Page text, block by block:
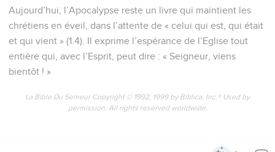
Aujourd’hui, l’Apocalypse reste un livre qui maintient les
chrétiens en éveil, dans l’attente de « celui qui est, qui était
et qui vient » (1.4). Il exprime l’espérance de l’Eglise tout
entière qui, avec l’Esprit, peut dire : « Seigneur, viens
bientôt ! »
La Bible Du Semeur Copyright © 1992, 1999 by Biblica, Inc.® Used by
permission. All rights reserved worldwide.